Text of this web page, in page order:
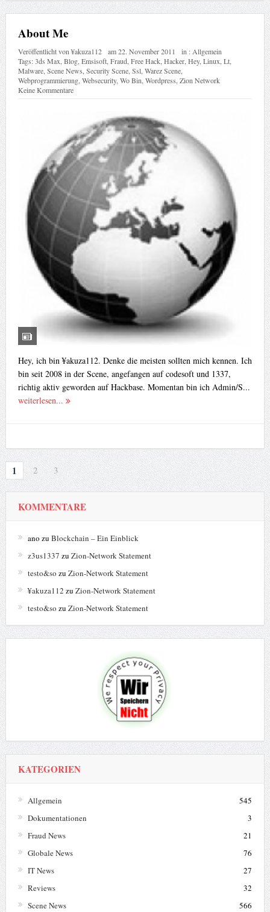
About Me
Veröffentlicht von¥akuza112 am22. November 2011 in : Allgemein
Tags:3ds Max Blog, Emsisoft, Fraud, Free Hack, Hacker, Hey, Linux Lt,
Malware, Scene News Security Scene, Ssl, Warez Scene,
Webprogrammierung, Websecurity, Wo Bin Wordpress Zion Network
Keine Kommentare
Hey, ich bin ¥akuza112. Denke die meisten sollten mich kennen. Ich
bin seit 2008 in der Scene, angefangen auf codesoft und 1337,
richtig aktiv geworden auf Hackbase. Momentan bin ich Admin/S...
weiterlesen...
1 2 3
KOMMENTARE
ano zu Blockchain – Ein Einblick
z3us1337 zu Zion-Network Statement
testo&so zu Zion-Network Statement
¥akuza112 zu Zion-Network Statement
testo&so zu Zion-Network Statement
KATEGORIEN
Allgemein
545
Dokumentationen
3
Fraud News
21
Globale News
76
IT News
27
Reviews
32
Scene News
566